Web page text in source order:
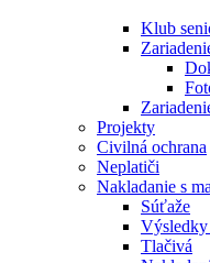
Klub
Projekty
Civilná ochrana
Neplatiči
Nakladanie s
Súťaže
Tlačivá